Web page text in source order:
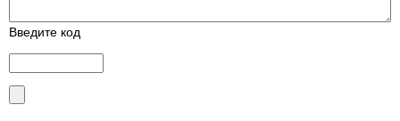
Введите код